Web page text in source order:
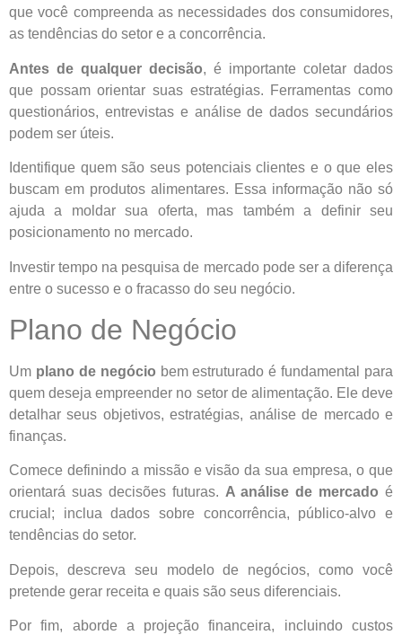
que você compreenda as necessidades dos consumidores,
as tendências do setor e a concorrência.
Antes de qualquer decisão, é importante coletar dados
que possam orientar suas estratégias. Ferramentas como
questionários, entrevistas e análise de dados secundários
podem ser úteis.
Identifique quem são seus potenciais clientes e o que eles
buscam em produtos alimentares. Essa informação não só
ajuda a moldar sua oferta, mas também a definir seu
posicionamento no mercado.
Investir tempo na pesquisa de mercado pode ser a diferença
entre o sucesso e o fracasso do seu negócio.
Plano de Negócio
Um plano de negócio bem estruturado é fundamental para
quem deseja empreender no setor de alimentação. Ele deve
detalhar seus objetivos, estratégias, análise de mercado e
finanças.
Comece definindo a missão e visão da sua empresa, o que
orientará suas decisões futuras. A análise de mercado é
crucial; inclua dados sobre concorrência, público-alvo e
tendências do setor.
Depois, descreva seu modelo de negócios, como você
pretende gerar receita e quais são seus diferenciais.
Por fim, aborde a projeção financeira, incluindo custos